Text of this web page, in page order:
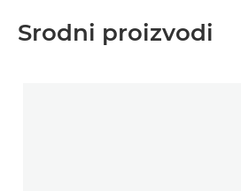
Srodni proizvodi